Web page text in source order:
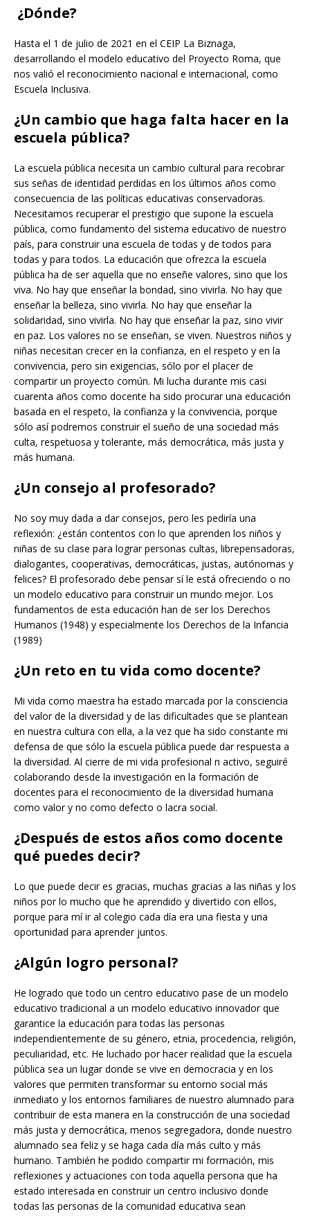
¿Dónde?
Hasta el 1 de julio de 2021 en el CEIP La Biznaga,
desarrollando el modelo educativo del Proyecto Roma, que
nos valió el reconocimiento nacional e internacional, como
Escuela Inclusiva.
¿Un cambio que haga falta hacer en la
escuela pública?
La escuela pública necesita un cambio cultural para recobrar
sus señas de identidad perdidas en los últimos años como
consecuencia de las políticas educativas conservadoras.
Necesitamos recuperar el prestigio que supone la escuela
pública, como fundamento del sistema educativo de nuestro
país, para construir una escuela de todas y de todos para
todas y para todos. La educación que ofrezca la escuela
pública ha de ser aquella que no enseñe valores, sino que los
viva. No hay que enseñar la bondad, sino vivirla. No hay que
enseñar la belleza, sino vivirla. No hay que enseñar la
solidaridad, sino vivirla. No hay que enseñar la paz, sino vivir
en paz. Los valores no se enseñan, se viven. Nuestros niños y
niñas necesitan crecer en la confianza, en el respeto y en la
convivencia, pero sin exigencias, sólo por el placer de
compartir un proyecto común. Mi lucha durante mis casi
cuarenta años como docente ha sido procurar una educación
basada en el respeto, la confianza y la convivencia, porque
sólo así podremos construir el sueño de una sociedad más
culta, respetuosa y tolerante, más democrática, más justa y
más humana.
¿Un consejo al profesorado?
No soy muy dada a dar consejos, pero les pediría una
reflexión: ¿están contentos con lo que aprenden los niños y
niñas de su clase para lograr personas cultas, librepensadoras,
dialogantes, cooperativas, democráticas, justas, autónomas y
felices? El profesorado debe pensar sí le está ofreciendo o no
un modelo educativo para construir un mundo mejor. Los
fundamentos de esta educación han de ser los Derechos
Humanos (1948) y especialmente los Derechos de la Infancia
(1989)
¿Un reto en tu vida como docente?
Mi vida como maestra ha estado marcada por la consciencia
del valor de la diversidad y de las dificultades que se plantean
en nuestra cultura con ella, a la vez que ha sido constante mi
defensa de que sólo la escuela pública puede dar respuesta a
la diversidad. Al cierre de mi vida profesional n activo, seguiré
colaborando desde la investigación en la formación de
docentes para el reconocimiento de la diversidad humana
como valor y no como defecto o lacra social.
¿Después de estos años como docente
qué puedes decir?
Lo que puede decir es gracias, muchas gracias a las niñas y los
niños por lo mucho que he aprendido y divertido con ellos,
porque para mí ir al colegio cada día era una fiesta y una
oportunidad para aprender juntos.
¿Algún logro personal?
He logrado que todo un centro educativo pase de un modelo
educativo tradicional a un modelo educativo innovador que
garantice la educación para todas las personas
independientemente de su género, etnia, procedencia, religión,
peculiaridad, etc. He luchado por hacer realidad que la escuela
pública sea un lugar donde se vive en democracia y en los
valores que permiten transformar su entorno social más
inmediato y los entornos familiares de nuestro alumnado para
contribuir de esta manera en la construcción de una sociedad
más justa y democrática, menos segregadora, donde nuestro
alumnado sea feliz y se haga cada día más culto y más
humano. También he podido compartir mi formación, mis
reflexiones y actuaciones con toda aquella persona que ha
estado interesada en construir un centro inclusivo donde
todas las personas de la comunidad educativa sean